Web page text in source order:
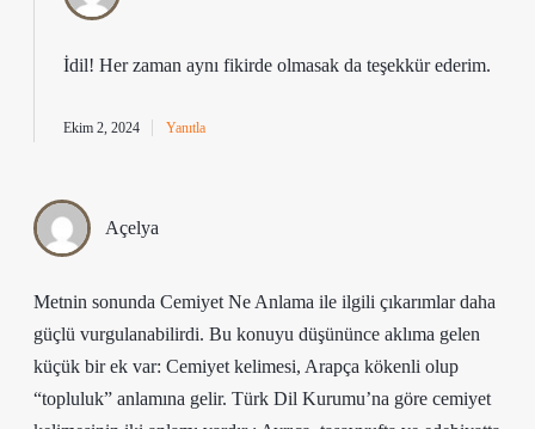
İdil! Her zaman aynı fikirde olmasak da teşekkür ederim.
Ekim 2, 2024 Yanıtla
Açelya
Metnin sonunda Cemiyet Ne Anlama ile ilgili çıkarımlar daha
güçlü vurgulanabilirdi. Bu konuyu düşününce aklıma gelen
küçük bir ek var: Cemiyet kelimesi, Arapça kökenli olup
“topluluk” anlamına gelir. Türk Dil Kurumu’na göre cemiyet